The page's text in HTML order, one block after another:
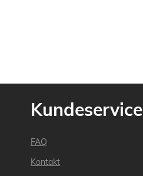
Kundeservice
FAQ
Kontakt